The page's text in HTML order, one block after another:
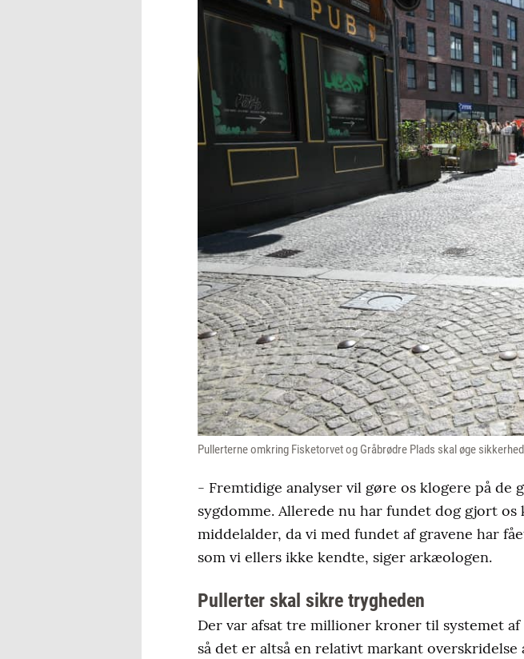
Pullerterne omkring Fisketorvet og Gråbrødre Plads skal øge
- Fremtidige analyser vil gøre os klogere på de
sygdomme. Allerede nu har fundet dog gjort
middelalder, da vi med fundet af gravene har
som vi ellers ikke kendte, siger arkæologen.
Pullerter skal sikre trygheden
Der var afsat tre millioner kroner til systemet
så det er altså en relativt markant